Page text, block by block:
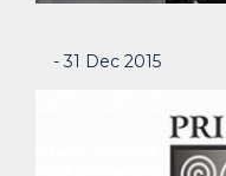
- 31 Dec 2015